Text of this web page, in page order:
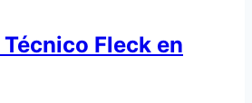
Fleck en